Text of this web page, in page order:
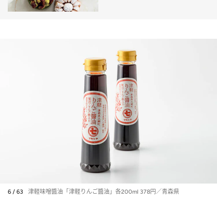
6 / 63 津軽味噌醬油「津軽りんご醬油」各200ml 378円／青森県